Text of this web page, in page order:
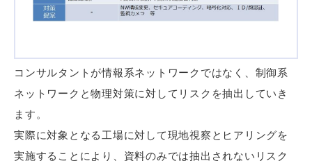
コンサルタントが情報系ネットワークではなく、制御系
ネットワークと物理対策に対してリスクを抽出していき
ます。
実際に対象となる工場に対して現地視察とヒアリングを
実施することにより、資料のみでは抽出されないリスク